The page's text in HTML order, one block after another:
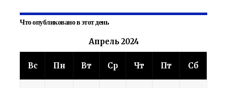
Что опубликовано в этот день
Апрель 2024
Вс Пн Вт Ср Чт Пт Сб